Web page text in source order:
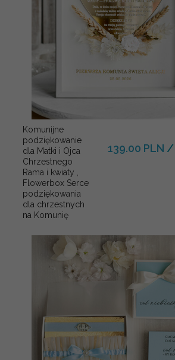
Komunijne
podziękowanie
dla Matki i Ojca
Chrzestnego
Rama i kwiaty ,
Flowerbox Serce
podziękowania
dla chrzestnych
na Komunię
139.00 PLN /